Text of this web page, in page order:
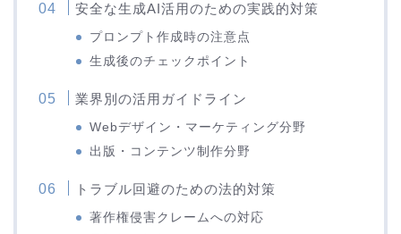
安全な生成AI活用のための実践的対策
プロンプト作成時の注意点
生成後のチェックポイント
業界別の活用ガイドライン
Webデザイン・マーケティング分野
出版・コンテンツ制作分野
トラブル回避のための法的対策
著作権侵害クレームへの対応